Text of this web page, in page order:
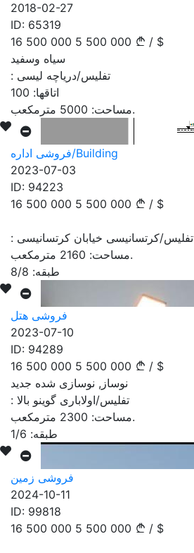
2018-02-27
ID: 65319
16 500 000 5 500 000 / $
: تفلیس/دریاچه لیسی
اتاقها: 100
مساحت: 5000 مترمکعب.
فروشی اداره/Building
2023-07-03
ID: 94223
16 500 000 5 500 000 / $
: تفلیس/کرتسانیسی خیابان کرتسانیسی
مساحت: 2160
مترمکعب.
طبقه: 8/8
فروشی هتل
2023-07-10
ID: 94289
16 500 000 5 500 000 / $
: تفلیس/اولاباری گوینو بالا
مساحت: 2300
مترمکعب.
طبقه: 1/6
فروشی زمین
2024-10-11
ID: 99818
16 500 000 5 500 000 / $